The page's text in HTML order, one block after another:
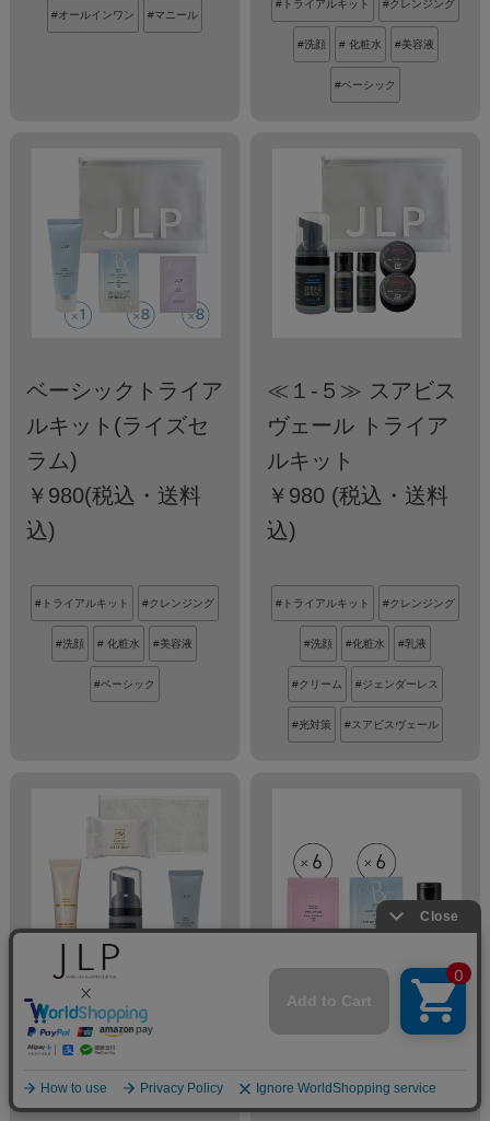
#オールインワン #マニール
#トライアルキット #クレンジング
#洗顔 # 化粧水 #美容液
#ベーシック
ベーシックトライア
ルキット(ライズセ
ラム)
￥980(税込・送料
込)
#トライアルキット #クレンジング
#洗顔 # 化粧水 #美容液
#ベーシック
≪１-５≫ スアビス
ヴェール トライア
ルキット
￥980 (税込・送料
込)
#トライアルキット #クレンジング
#洗顔 #化粧水 #乳液
#クリーム #ジェンダーレス
#光対策 #スアビスヴェール
使い比べ！ミニボト
￥980 (税込・送料
使い比べ!ローショ
￥980 (税込・メー